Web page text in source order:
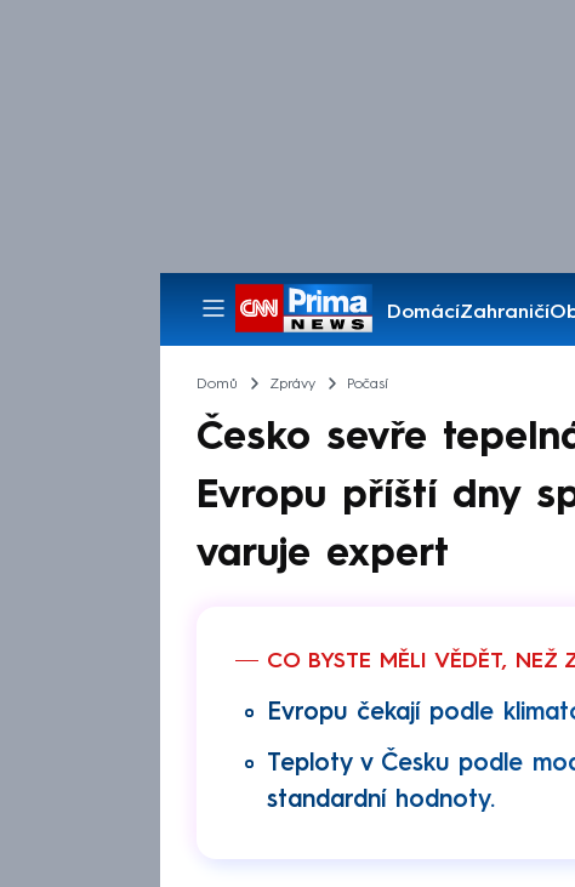
DomácíZahraničí
Pořady
Domů Zprávy Počasí
Česko sevře
Evropu příští dny
varuje expert
CO BYSTE MĚLI VĚDĚT, NEŽ
Evropu čekají podle
Teploty v Česku podle
standardní hodnoty.